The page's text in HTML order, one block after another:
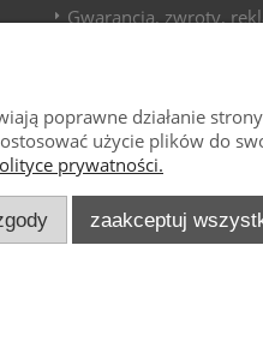
Gwarancja, zwroty,
poprawne działanie
użycie plików do
prywatności.
zaakceptuj